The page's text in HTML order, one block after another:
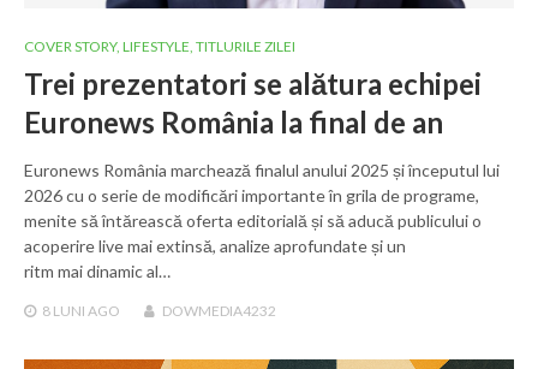
COVER STORY, LIFESTYLE, TITLURILE ZILEI
Trei prezentatori se alătura echipei
Euronews România la final de an
Euronews România marchează finalul anului 2025 și începutul lui
2026 cu o serie de modificări importante în grila de programe,
menite să întărească oferta editorială și să aducă publicului o
acoperire live mai extinsă, analize aprofundate și un
ritm mai dinamic al…
8 LUNI AGO DOWMEDIA4232